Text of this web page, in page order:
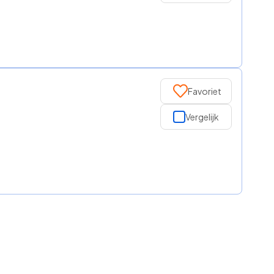
Favoriet
Vergelijk